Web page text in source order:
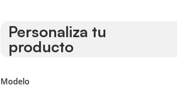
Personaliza tu
producto
Modelo